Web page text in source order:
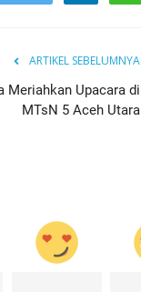
ARTIKEL SEBELUMNYA
Meriahkan Upacara di
MTsN 5 Aceh Utara